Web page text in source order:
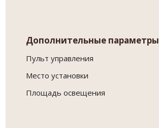
Дополнительные параметры
Пульт управления
Место установки
Площадь освещения